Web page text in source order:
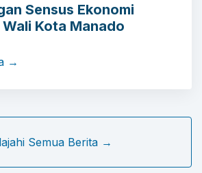
Sensus Ekonomi
Kota Manado
→
Semua Berita →